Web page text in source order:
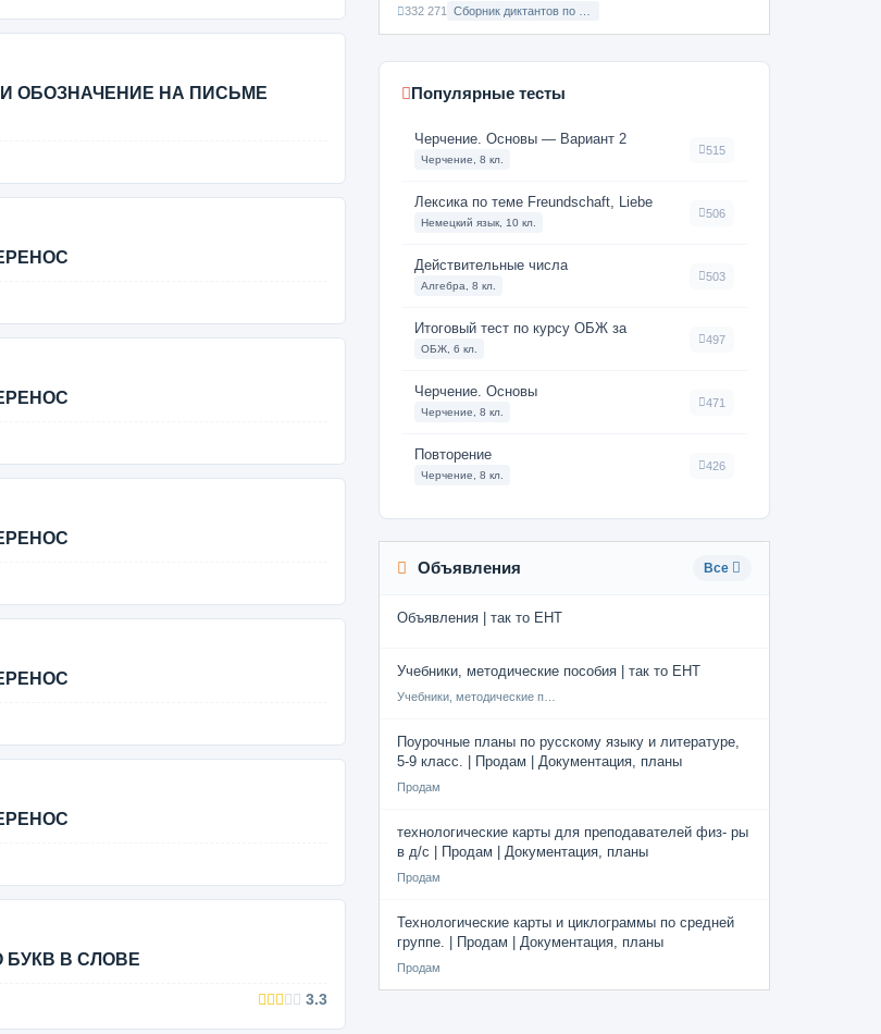
И ОБОЗНАЧЕНИЕ НА ПИСЬМЕ
БУКВ В СЛОВЕ
3.3
332 271
Популярные тесты
Черчение. Основы — Вариант 2
Черчение, 8 кл.
515
Лексика по теме Freundschaft, Liebe
Немецкий язык, 10 кл.
506
Действительные числа
Алгебра, 8 кл.
503
Итоговый тест по курсу ОБЖ за
ОБЖ, 6 кл.
497
Черчение. Основы
Черчение, 8 кл.
471
Повторение
Черчение, 8 кл.
426
Объявления Все
Объявления | так то ЕНТ
Учебники, методические пособия | так то ЕНТ
Поурочные планы по русскому языку и литературе,
5-9 класс. | Продам | Документация, планы
Продам
технологические карты для преподавателей физ- ры
в д/с | Продам | Документация, планы
Продам
Технологические карты и циклограммы по средней
группе. | Продам | Документация, планы
Продам